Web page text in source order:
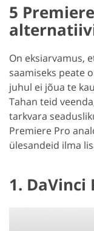
5
On eksiarvamus,
saamiseks peate
juhul ei jõua te
Tahan teid
tarkvara
Premiere Pro
ülesandeid ilma
1. DaVinci